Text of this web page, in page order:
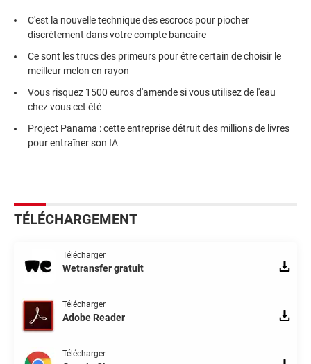
C'est la nouvelle technique des escrocs pour piocher
discrètement dans votre compte bancaire
Ce sont les trucs des primeurs pour être certain de choisir le
meilleur melon en rayon
Vous risquez 1500 euros d'amende si vous utilisez de l'eau
chez vous cet été
Project Panama : cette entreprise détruit des millions de livres
pour entraîner son IA
TÉLÉCHARGEMENT
Télécharger
Wetransfer gratuit
Télécharger
Adobe Reader
Télécharger